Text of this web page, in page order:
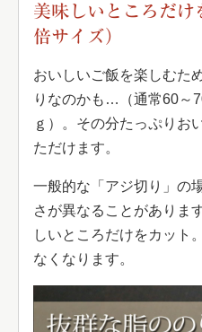
美味しいところだけ
倍サイズ）
おいしいご飯を楽しむた
りなのかも…（通常60～
ｇ）。その分たっぷりお
ただけます。
一般的な「アジ切り」の
さが異なることがありま
しいところだけをカット
なくなります。